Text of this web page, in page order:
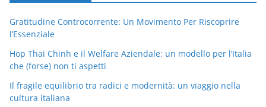
Gratitudine Controcorrente: Un Movimento Per Riscoprire
l’Essenziale
Hop Thai Chinh e il Welfare Aziendale: un modello per l’Italia
che (forse) non ti aspetti
Il fragile equilibrio tra radici e modernità: un viaggio nella
cultura italiana